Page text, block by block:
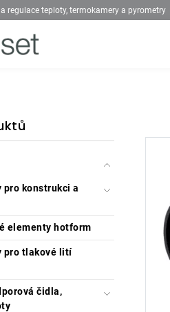
regulace teploty, termokamery a pyrometry
pro konstrukci a
elementy hotform
pro tlakové lití
čidla,